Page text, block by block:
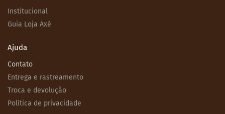
Institucional
Guia Loja Axé
Ajuda
Contato
Entrega e rastreamento
Troca e devolução
Política de privacidade